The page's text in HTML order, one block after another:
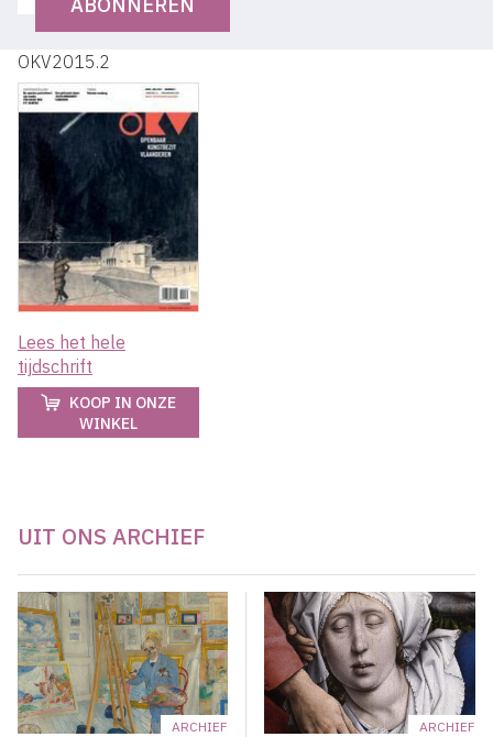
ABONNEREN
OKV2015.2
Lees het hele
tijdschrift
KOOP IN ONZE
WINKEL
UIT ONS ARCHIEF
ARCHIEF ARCHIEF